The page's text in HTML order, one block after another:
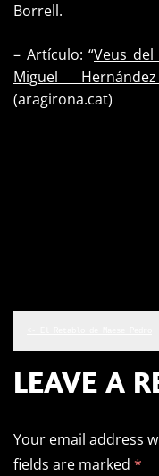
Borrell.
– Artículo: “Veus
Miguel
(aragirona.cat)
LEAVE A
Your email address
fields are marked *